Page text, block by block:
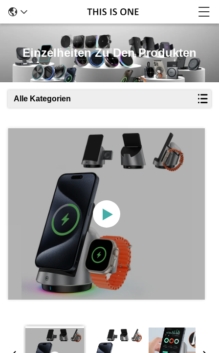
Einzelheiten Zu Den Produkten
Alle Kategorien